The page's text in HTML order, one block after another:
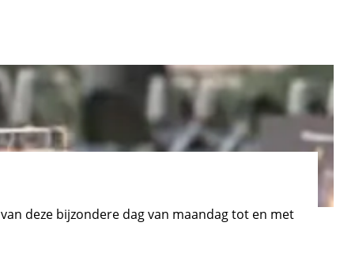
deze bijzondere dag van maandag tot en met